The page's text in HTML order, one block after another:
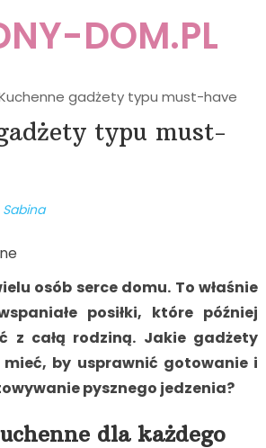
gadżety typu must-have
typu must-
Sabina
osób serce domu. To właśnie
posiłki, które później
z całą rodziną. Jakie gadżety
by usprawnić gotowanie i
pysznego jedzenia?
dla każdego